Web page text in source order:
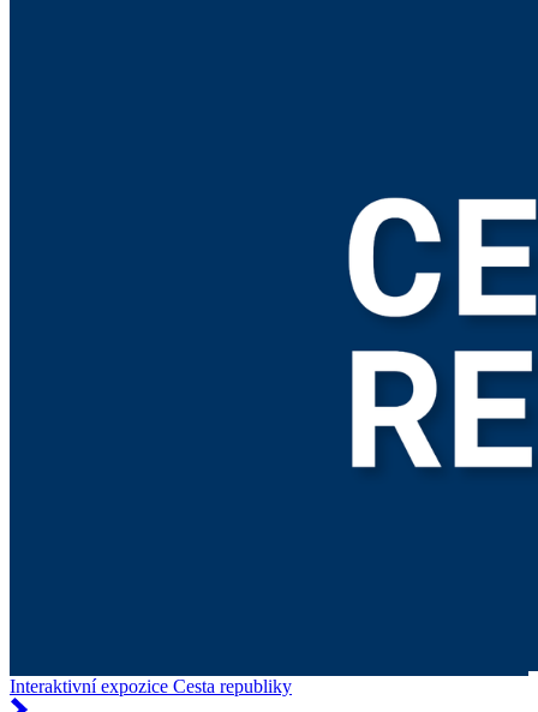
Interaktivní expozice Cesta republiky